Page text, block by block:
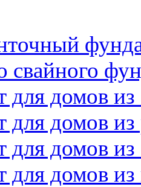
свайного
для домов из
домов из
домов
для домов